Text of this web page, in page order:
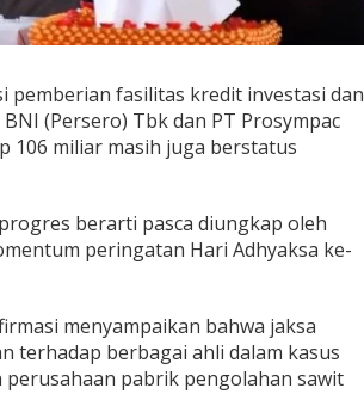
pemberian fasilitas kredit investasi dan
(Persero) Tbk dan PT Prosympac
106 miliar masih juga berstatus
berarti pasca diungkap oleh
peringatan Hari Adhyaksa ke-
menyampaikan bahwa jaksa
terhadap berbagai ahli dalam kasus
pabrik pengolahan sawit